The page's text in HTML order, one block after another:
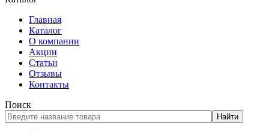
Главная
Каталог
О компании
Акции
Статьи
Отзывы
Контакты
Поиск
Найти